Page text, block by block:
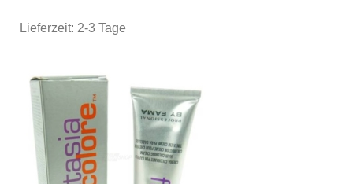
Lieferzeit: 2-3 Tage